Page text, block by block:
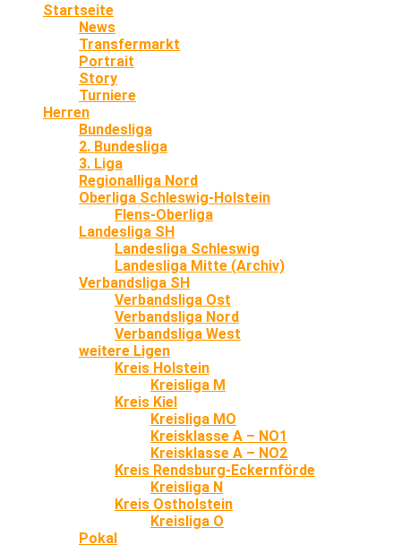
Startseite
News
Transfermarkt
Portrait
Story
Turniere
Herren
Bundesliga
2. Bundesliga
3. Liga
Regionalliga Nord
Oberliga Schleswig-Holstein
Flens-Oberliga
Landesliga SH
Landesliga Schleswig
Landesliga Mitte (Archiv)
Verbandsliga SH
Verbandsliga Ost
Verbandsliga Nord
Verbandsliga West
weitere Ligen
Kreis Holstein
Kreisliga M
Kreis Kiel
Kreisliga MO
Kreisklasse A – NO1
Kreisklasse A – NO2
Kreis Rendsburg-Eckernförde
Kreisliga N
Kreis Ostholstein
Kreisliga O
Pokal